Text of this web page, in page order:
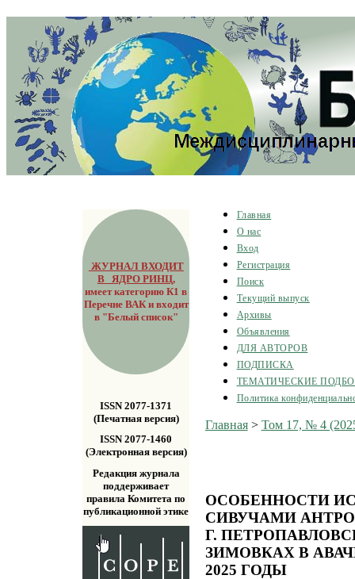
ЖУРНАЛ ВХОДИТ
В ЯДРО РИНЦ,
имеет категорию К1 в
Перечне ВАК и входит
в "Белый список"
ISSN 2077-1371
(Печатная версия)
ISSN 2077-1460
(Электронная версия)
Редакция журнала
поддерживает
правила Комитета по
публикационной этике
Главная
О нас
Вход
Регистрация
Поиск
Текущий выпуск
Архивы
Объявления
ДЛЯ АВТОРОВ
ПОДПИСКА
ТЕМАТИЧЕСКИЕ
Политика
Главная> Том 17, № 4
ОСОБЕННОСТИ
СИВУЧАМИ
Г.
ЗИМОВКАХ В
2025 ГОДЫ